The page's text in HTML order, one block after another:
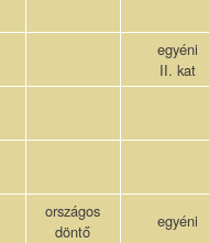
egyéni
II. kat
országos
döntő
egyéni